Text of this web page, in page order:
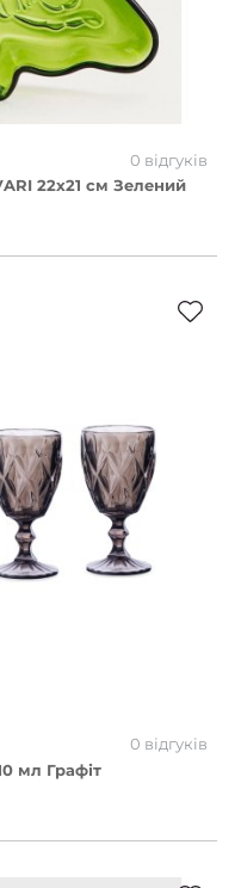
0 відгуків
22x21 см Зелений
0 відгуків
мл Графіт